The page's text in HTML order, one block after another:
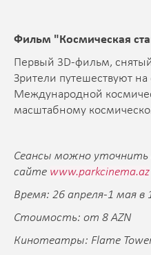
Фильм "Космическая
Первый 3D-фильм,
Зрители путешествуют
Международной
масштабному
Сеансы можно уточнить
сайте www.parkcinema.az
Время: 26 апреля-1 мая в
Стоимость: от 8 AZN
Кинотеатры: Flame